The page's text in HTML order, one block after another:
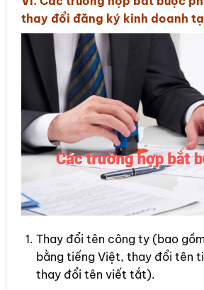
thay đổi đăng ký kinh doanh
Thay đổi tên công ty (bao
bằng tiếng Việt, thay đổi tên
thay đổi tên viết tắt).